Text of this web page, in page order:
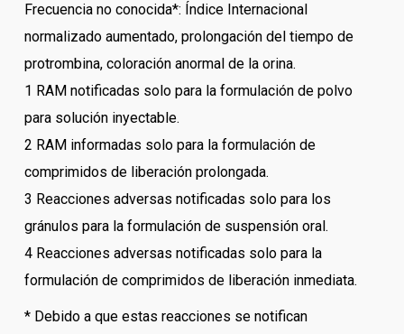
Frecuencia no conocida*: Índice Internacional
normalizado aumentado, prolongación del tiempo de
protrombina, coloración anormal de la orina.
1 RAM notificadas solo para la formulación de polvo
para solución inyectable.
2 RAM informadas solo para la formulación de
comprimidos de liberación prolongada.
3 Reacciones adversas notificadas solo para los
gránulos para la formulación de suspensión oral.
4 Reacciones adversas notificadas solo para la
formulación de comprimidos de liberación inmediata.
* Debido a que estas reacciones se notifican